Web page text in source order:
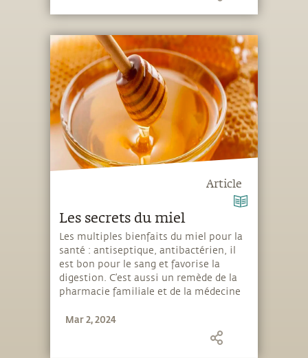
Article
Les secrets du miel
Les multiples bienfaits du miel pour la
santé : antiseptique, antibactérien, il
est bon pour le sang et favorise la
digestion. C’est aussi un remède de la
pharmacie familiale et de la médecine
Mar 2, 2024